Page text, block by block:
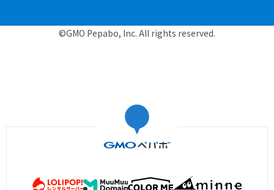
©GMO Pepabo, Inc. All rights reserved.